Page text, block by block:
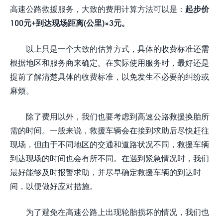
高速公路救援服务，大致的费用计算方法可以是： 起步价
100元+到达现场距离(公里)×3元。
以上只是一个大致的估算方式，具体的收费标准还需
根据地区和服务商来确定。在实际使用服务时，最好还是
提前了解清楚具体的收费标准，以免发生不必要的纠纷或
麻烦。
除了费用以外，我们也要考虑到高速公路救援换胎所
需的时间。一般来说，救援车辆会在接到求助后尽快赶往
现场，但由于不同地区的交通和道路状况不同，救援车辆
到达现场的时间也会有所不同。在遇到紧急情况时，我们
最好能够及时报警求助，并尽早确定救援车辆的到达时
间，以便做好应对措施。
为了避免在高速公路上出现轮胎损坏的情况，我们也